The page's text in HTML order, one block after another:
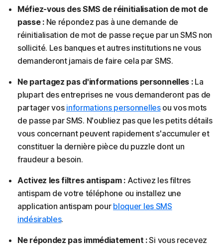
Méfiez-vous des SMS de réinitialisation de mot de
passe : Ne répondez pas à une demande de
réinitialisation de mot de passe reçue par un SMS non
sollicité. Les banques et autres institutions ne vous
demanderont jamais de faire cela par SMS.
Ne partagez pas d'informations personnelles :La
plupart des entreprises ne vous demanderont pas de
partager vos informations personnellesou vos mots
de passe par SMS. N'oubliez pas que les petits détails
vous concernant peuvent rapidement s'accumuler et
constituer la dernière pièce du puzzle dont un
fraudeur a besoin.
Activez les filtres antispam : Activez les filtres
antispam de votre téléphone ou installez une
application antispam pour bloquer les SMS
indésirables.
Ne répondez pas immédiatement :Si vous recevez